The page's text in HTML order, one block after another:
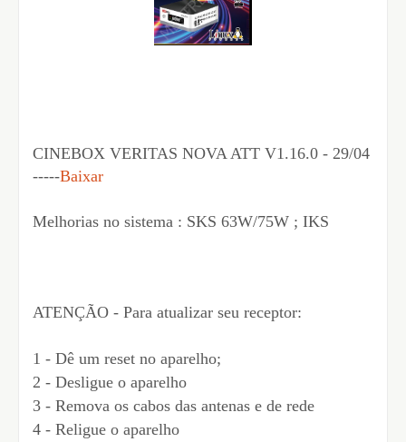
CINEBOX VERITAS NOVA ATT V1.16.0 - 29/04
-----Baixar
Melhorias no sistema : SKS 63W/75W ; IKS
ATENÇÃO - Para atualizar seu receptor:
1 - Dê um reset no aparelho;
2 - Desligue o aparelho
3 - Remova os cabos das antenas e de rede
4 - Religue o aparelho